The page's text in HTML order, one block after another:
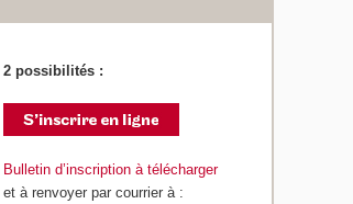
2 possibilités :
Bulletin d’inscription à télécharger
et à renvoyer par courrier à :